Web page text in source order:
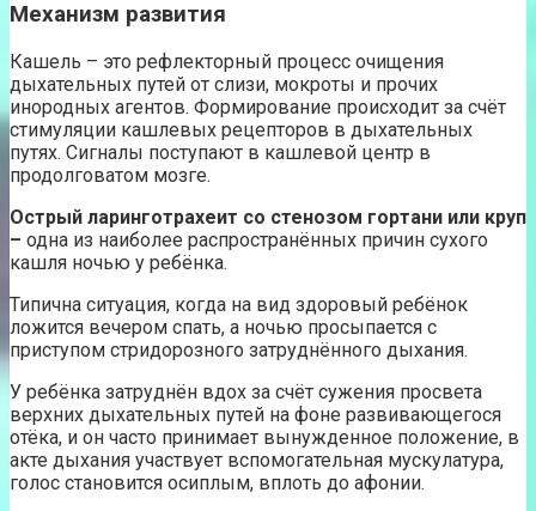
Механизм развития
Кашель – это рефлекторный процесс очищения
дыхательных путей от слизи, мокроты и прочих
инородных агентов. Формирование происходит за счёт
стимуляции кашлевых рецепторов в дыхательных
путях. Сигналы поступают в кашлевой центр в
продолговатом мозге.
Острый ларинготрахеит со стенозом гортани или круп
– одна из наиболее распространённых причин сухого
кашля ночью у ребёнка.
Типична ситуация, когда на вид здоровый ребёнок
ложится вечером спать, а ночью просыпается с
приступом стридорозного затруднённого дыхания.
У ребёнка затруднён вдох за счёт сужения просвета
верхних дыхательных путей на фоне развивающегося
отёка, и он часто принимает вынужденное положение, в
акте дыхания участвует вспомогательная мускулатура,
голос становится осиплым, вплоть до афонии.